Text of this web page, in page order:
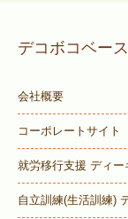
デコボコベー
会社概要
コーポレートサイト
就労移行支援 ディー
自立訓練(生活訓練)